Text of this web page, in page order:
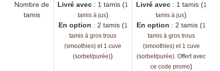
Nombre de
tamis
Livré avec : 1 tamis (1
tamis à jus)
En option : 2 tamis (1
tamis à gros trous
(smoothies) et 1 cuve
(sorbet/purée))
Livré avec: 1 tamis (1
tamis à jus)
En option : 2 tamis (1
tamis à gros trous
(smoothies) et 1 cuve
(sorbet/purée). Offert avec
ce code promo)